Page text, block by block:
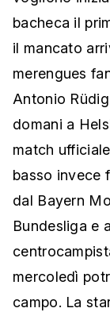
bacheca il
il mancato
merengues
Antonio
domani a
match
basso invece
dal Bayern
Bundesliga e
mercoledì
campo. La